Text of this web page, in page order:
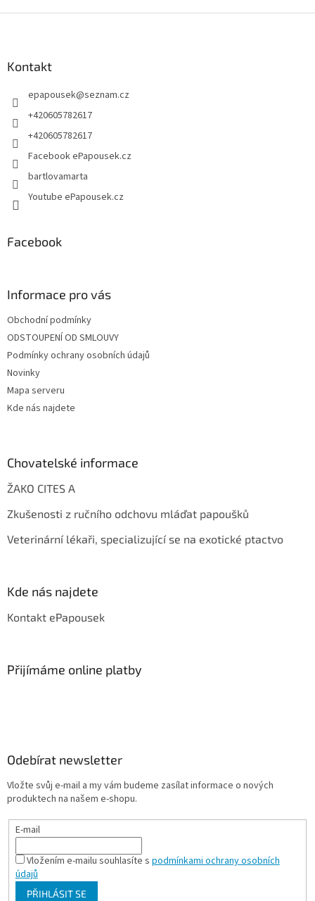
l
Kontakt
epapousek@seznam.cz
+420605782617
+420605782617
Facebook ePapousek.cz
bartlovamarta
Youtube ePapousek.cz
Facebook
Informace pro vás
Obchodní podmínky
ODSTOUPENÍ OD SMLOUVY
Podmínky ochrany osobních údajů
Novinky
Mapa serveru
Kde nás najdete
Chovatelské informace
ŽAKO CITES A
Zkušenosti z ručního odchovu mláďat papoušků
Veterinární lékaři, specializující se na exotické ptactvo
Kde nás najdete
Kontakt ePapousek
Přijímáme online platby
Odebírat newsletter
Vložte svůj e-mail a my vám budeme zasílat informace o nových
produktech na našem e-shopu.
E-mail
Vložením e-mailu souhlasíte s podmínkami ochrany osobních
údajů
PŘIHLÁSIT SE